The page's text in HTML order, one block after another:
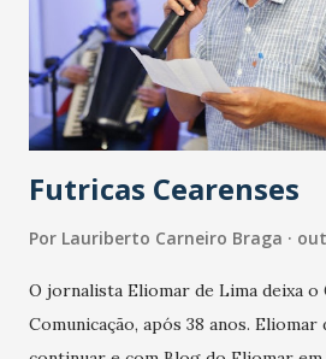
que ampliem seus conhecimentos e
suas empresas. Um evento como a
capacidade, de trazer novas ideias,
prosperar os negócios em todo o
Futricas Cearenses
Por Lauriberto Carneiro Braga
O jornalista Eliomar de Lima deixa o
Comunicação, após 38 anos. Eliomar